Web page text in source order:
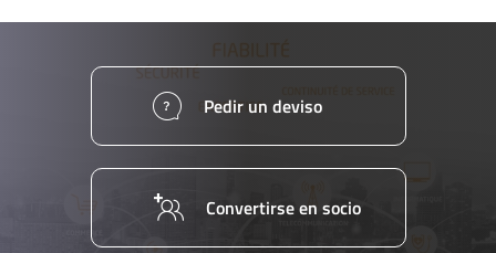
Pedir un deviso
Convertirse en socio